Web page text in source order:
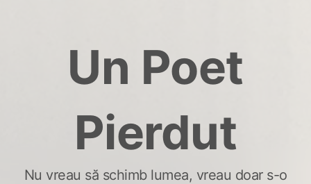
Un Poet
Pierdut
Nu vreau să schimb lumea, vreau doar s-o